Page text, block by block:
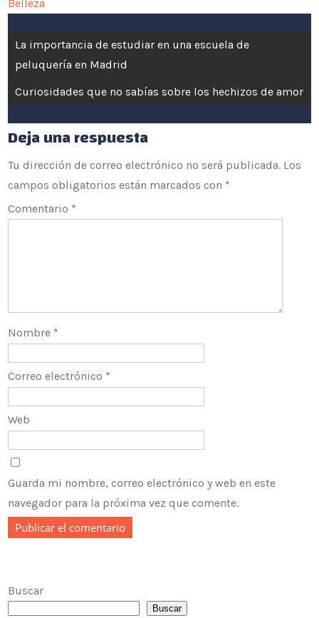
Belleza
Navegación
de
entradas
La importancia de estudiar en una escuela de
peluquería en Madrid
Curiosidades que no sabías sobre los hechizos de amor
Deja una respuesta
Tu dirección de correo electrónico no será publicada. Los
campos obligatorios están marcados con *
Comentario *
Nombre *
Correo electrónico *
Web
Guarda mi nombre, correo electrónico y web en este
navegador para la próxima vez que comente.
Buscar
Buscar